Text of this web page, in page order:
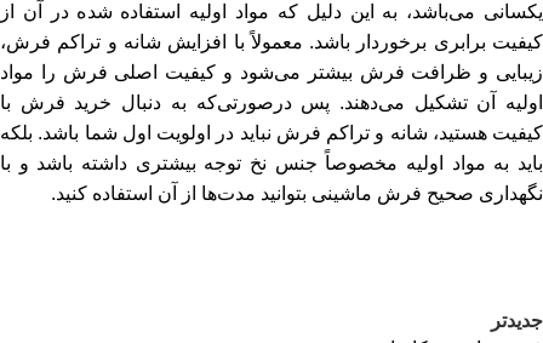
یکسانی می‌باشد، به این دلیل که مواد اولیه استفاده شده در آن از
کیفیت برابری برخوردار باشد. معمولاً با افزایش شانه و تراکم فرش،
زیبایی و ظرافت فرش بیشتر می‌شود و کیفیت اصلی فرش را مواد
اولیه آن تشکیل می‌دهند. پس درصورتی‌که به دنبال خرید فرش با
کیفیت هستید، شانه و تراکم فرش نباید در اولویت اول شما باشد. بلکه
باید به مواد اولیه مخصوصاً جنس نخ توجه بیشتری داشته باشد و با
نگهداری صحیح فرش ماشینی بتوانید مدت‌ها از آن استفاده کنید.
جدیدتر